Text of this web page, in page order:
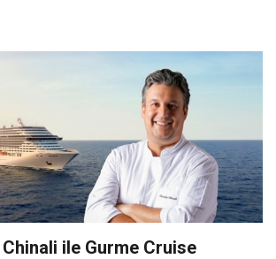
ile Gurme Cruise